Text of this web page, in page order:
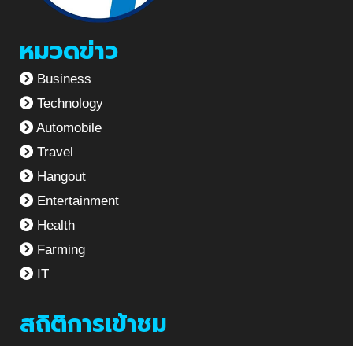
หมวดข่าว
Business
Technology
Automobile
Travel
Hangout
Entertainment
Health
Farming
IT
สถิติการเข้าชม